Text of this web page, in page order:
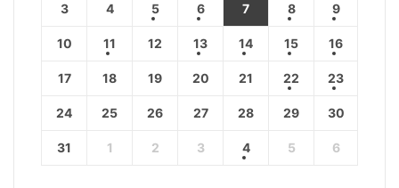
3 4 5 6 7 8 9
10 11 12 13 14 15 16
17 18 19 20 21 22 23
24 25 26 27 28 29 30
31 1 2 3 4 5 6